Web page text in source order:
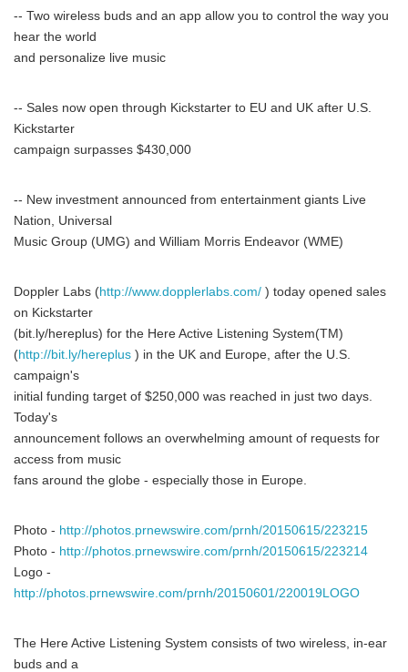
-- Two wireless buds and an app allow you to control the way you
hear the world
and personalize live music
-- Sales now open through Kickstarter to EU and UK after U.S.
Kickstarter
campaign surpasses $430,000
-- New investment announced from entertainment giants Live
Nation, Universal
Music Group (UMG) and William Morris Endeavor (WME)
Doppler Labs (http://www.dopplerlabs.com/ ) today opened sales
on Kickstarter
(bit.ly/hereplus) for the Here Active Listening System(TM)
(http://bit.ly/hereplus ) in the UK and Europe, after the U.S.
campaign's
initial funding target of $250,000 was reached in just two days.
Today's
announcement follows an overwhelming amount of requests for
access from music
fans around the globe - especially those in Europe.
Photo - http://photos.prnewswire.com/prnh/20150615/223215
Photo - http://photos.prnewswire.com/prnh/20150615/223214
Logo -
http://photos.prnewswire.com/prnh/20150601/220019LOGO
The Here Active Listening System consists of two wireless, in-ear
buds and a